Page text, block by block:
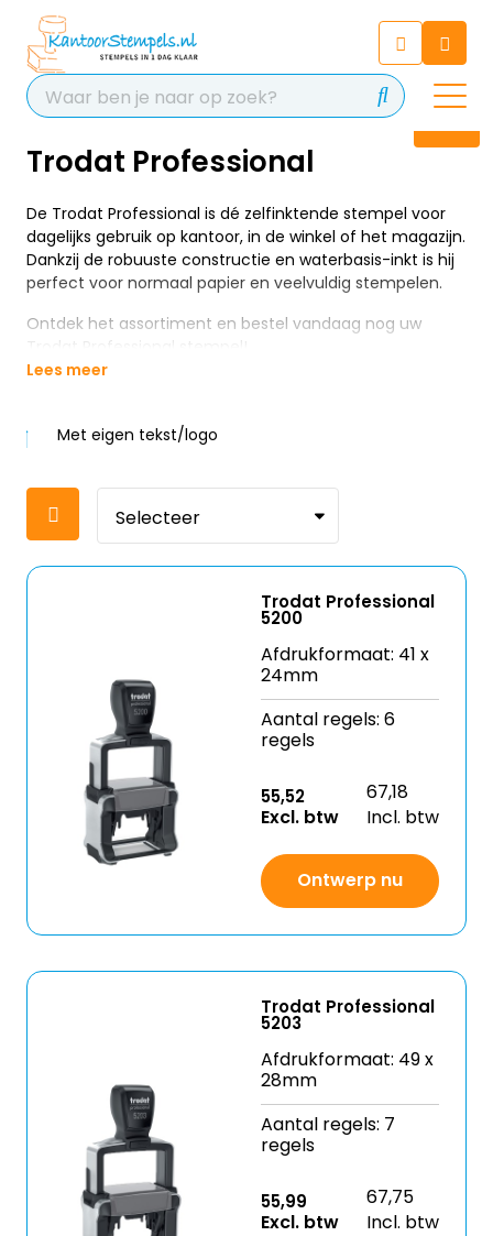
Chat 24/7 met onze chatbot
voor hulp
Contact
Trodat Professional
De Trodat Professional is dé zelfinktende stempel voor
dagelijks gebruik op kantoor, in de winkel of het magazijn.
Dankzij de robuuste constructie en waterbasis-inkt is hij
perfect voor normaal papier en veelvuldig stempelen.
Ontdek het assortiment en bestel vandaag nog uw
Trodat Professional stempel!
Lees meer
Met eigen tekst/logo
Trodat Professional
5200
Afdrukformaat: 41 x
24mm
Aantal regels: 6
regels
55,52
Excl. btw
67,18
Incl. btw
Ontwerp nu
Trodat Professional
5203
Afdrukformaat: 49 x
28mm
Aantal regels: 7
regels
55,99
Excl. btw
67,75
Incl. btw